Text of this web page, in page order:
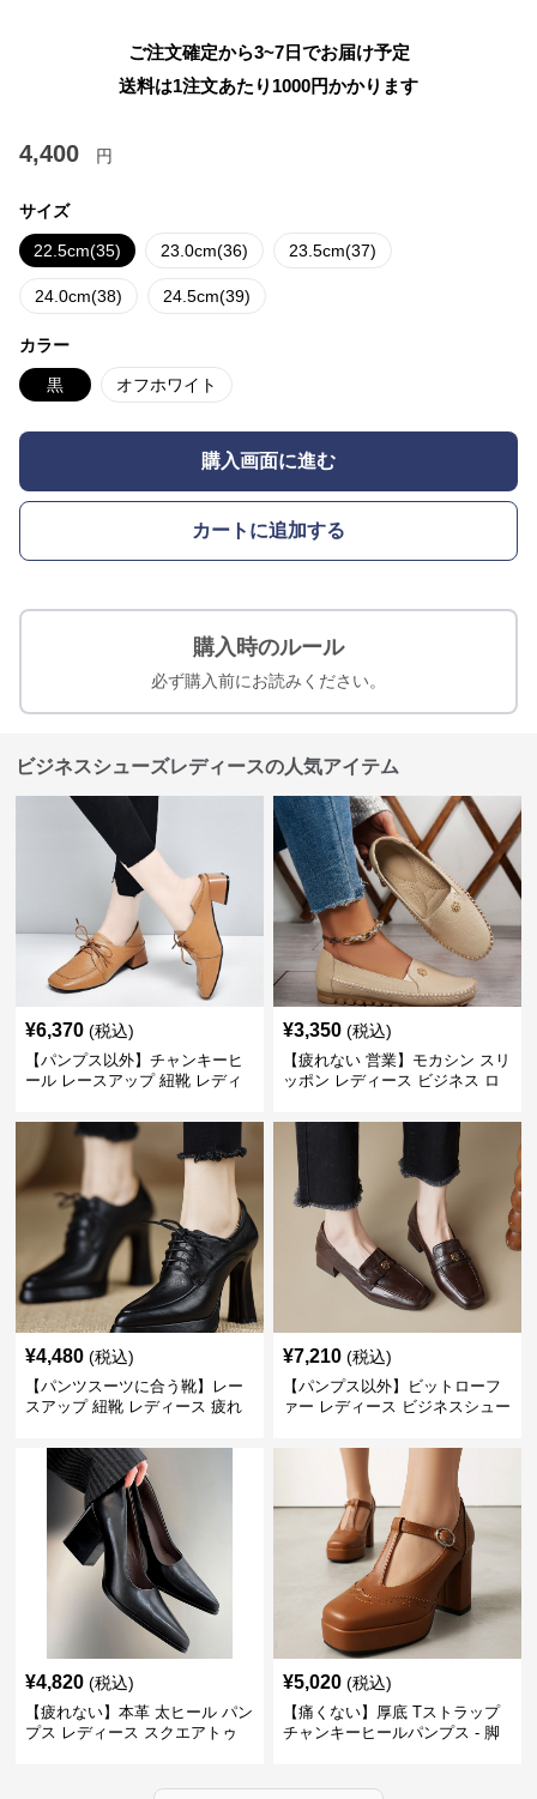
ご注文確定から3~7日でお届け予定
送料は1注文あたり 1000円かかります
4,400 円
サイズ
22.5cm(35) 23.0cm(36) 23.5cm(37)
24.0cm(38) 24.5cm(39)
カラー
黒 オフホワイト
購入画面に進む
カートに追加する
購入時のルール
必ず購入前にお読みください。
ビジネスシューズレディースの人気アイテム
¥6,370 (税込)
【パンプス以外】チャンキーヒ
ール レースアップ 紐靴 レディ
ーツ スクエアトゥ 歩きやすい
¥3,350 (税込)
【疲れない 営業】モカシン スリ
ッポン レディース ビジネス ロ
ジュアル パンプス以外
¥4,480 (税込)
【パンツスーツに合う靴】レー
スアップ 紐靴 レディース 疲れ
ビジネスシューズ
¥7,210 (税込)
【パンプス以外】ビットローフ
ァー レディース ビジネスシュー
トゥ 疲れない スーツ
¥4,820 (税込)
【疲れない】本革 太ヒール パン
プス レディース スクエアトゥ
¥5,020 (税込)
【痛くない】厚底 Tストラップ
チャンキーヒールパンプス - 脚